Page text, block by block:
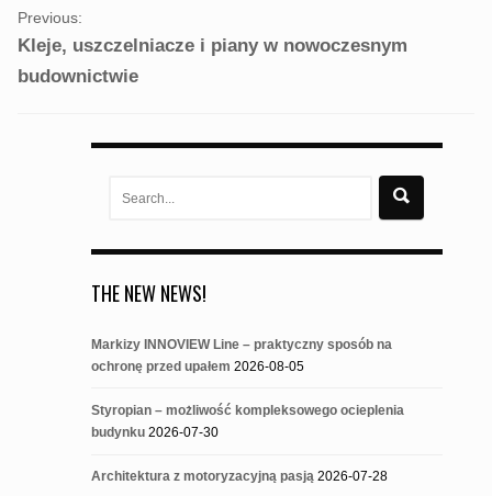
Previous:
Kleje, uszczelniacze i piany w nowoczesnym
budownictwie
THE NEW NEWS!
Markizy INNOVIEW Line – praktyczny sposób na
ochronę przed upałem 2026-08-05
Styropian – możliwość kompleksowego ocieplenia
budynku 2026-07-30
Architektura z motoryzacyjną pasją 2026-07-28